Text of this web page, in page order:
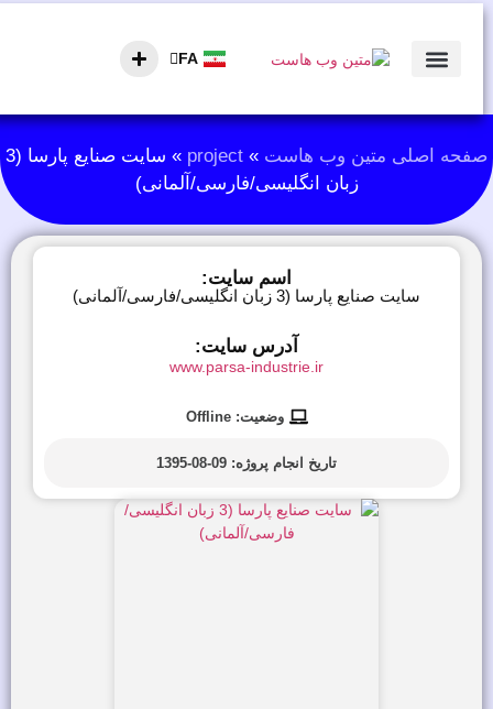
FA
AR
اصلی متین وب هاست»
project
»
سایت صنایع پارسا (3
زبان انگلیسی/فارسی/آلمانی)
اسم سایت:
سایت صنایع پارسا (3 زبان انگلیسی/فارسی/آلمانی)
آدرس سایت:
www.parsa-industrie.ir
وضعیت: Offline
تاریخ انجام پروژه: 09-08-1395